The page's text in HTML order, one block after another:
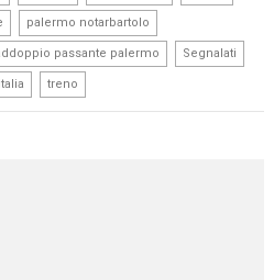
palermo notarbartolo
passante palermo Segnalati
treno